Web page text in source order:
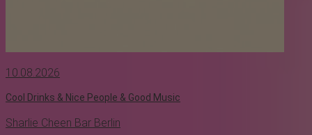
10.08.2026
Cool Drinks & Nice People & Good Music
Sharlie Cheen Bar Berlin